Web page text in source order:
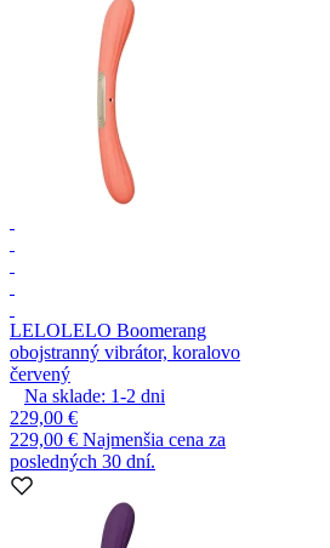
LELOLELO Boomerang
obojstranný vibrátor, koralovo
červený
Na sklade: 1-2 dni
229,00 €
229,00 € Najmenšia cena za
posledných 30 dní.